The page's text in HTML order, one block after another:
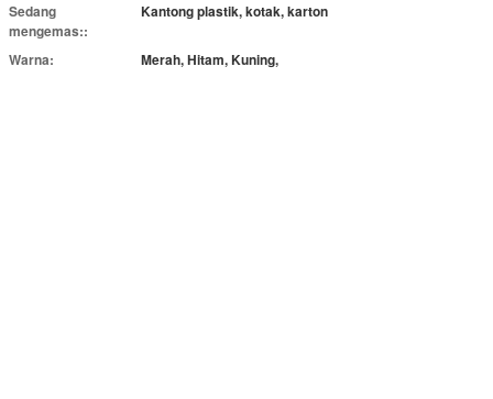
Sedang
mengemas::
Kantong plastik, kotak, karton
Warna: Merah, Hitam, Kuning,